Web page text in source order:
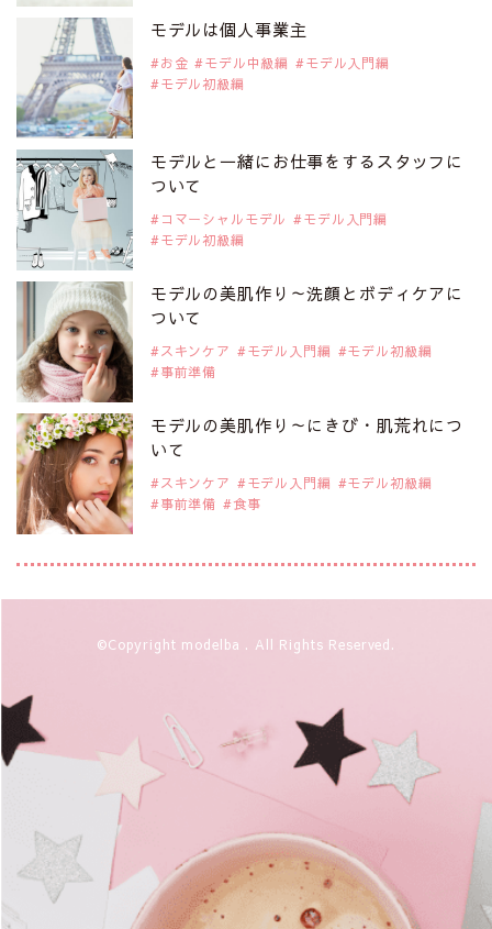
是非ご覧ください。
アジアの注目モデル Rebecca Tan
2019年9月29日
注目モデルを1名追加いたしました。
是非ご覧ください。
注目モデル イーランさん
2019年9月29日
注目モデルを1名追加いたしました。
是非ご覧ください。
注目モデル 谷口蘭さん
2019年9月29日
注目モデルを1名追加いたしました。
是非ご覧ください。
注目モデル カーラ・デルヴィーニュ
2019年9月29日
注目モデルを1名追加いたしました。
2019年9月29日
注目モデル 中条あやみさん
モデルは個人事業主
お金 モデル中級編
モデル入門編
モデル初級編
モデルと一緒にお仕事をするスタッフに
ついて
コマーシャルモデル
モデル入門編
モデル初級編
モデルの美肌作り～洗顔とボディケアに
ついて
スキンケア モデル入門編
モデル初級編
事前準備
モデルの美肌作り～にきび・肌荒れにつ
いて
スキンケア モデル入門編
モデル初級編
事前準備
食事
©Copyright modelba . All Rights Reserved.